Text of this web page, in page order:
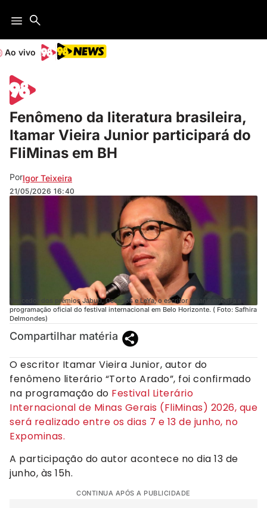
Ao vivo
Fenômeno da literatura brasileira,
Itamar Vieira Junior participará do
FliMinas em BH
PorIgor Teixeira
21/05/2026 16:40
Vencedor dos prêmios Jabuti, Oceanos e LeYa, o escritor baiano encerra a
programação oficial do festival internacional em Belo Horizonte. ( Foto: Safhira
Delmondes)
Compartilhar matéria
O escritor Itamar Vieira Junior, autor do
fenômeno literário “Torto Arado”, foi confirmado
na programação do Festival Literário
Internacional de Minas Gerais (FliMinas) 2026, que
será realizado entre os dias 7 e 13 de junho, no
Expominas.
A participação do autor acontece no dia 13 de
junho, às 15h.
CONTINUA APÓS A PUBLICIDADE